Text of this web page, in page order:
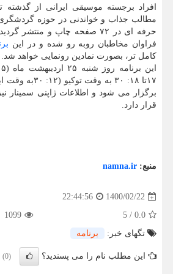
افراد برجسته موسیقی ایرانی از گذشته
مطالب جذاب و خواندنی در حوزه
حرفه ای در ۷۲ صفحه چاپ و
فراوان مخاطبان روبه رو شده و در این
کامل تر، بصورت نمادین رونمایی خواهد شد.
۱۷تا ۱۸: ۳۰ به
قرار دارد.
منبع: namna.ir
1400/02/22
22:44:56
0.0
/
5
1099
تگهای خبر:
برنامه
این مطلب نام را می پسندید؟ (0)